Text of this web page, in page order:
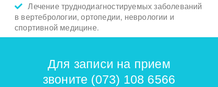
Лечение труднодиагностируемых заболеваний
в вертебрологии, ортопедии, неврологии и
спортивной медицине.
Для записи на прием
звоните (073) 108 6566